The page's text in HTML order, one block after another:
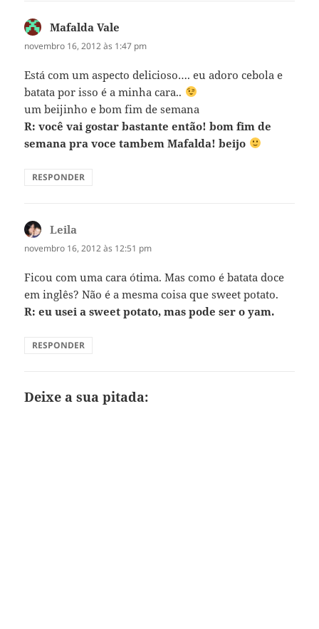
Mafalda Vale
novembro 16, 2012 às 1:47 pm
Está com um aspecto delicioso…. eu adoro cebola e
batata por isso é a minha cara..
um beijinho e bom fim de semana
R: você vai gostar bastante então! bom fim de
semana pra voce tambem Mafalda! beijo
RESPONDER
Leila
novembro 16, 2012 às 12:51 pm
Ficou com uma cara ótima. Mas como é batata doce
em inglês? Não é a mesma coisa que sweet potato.
R: eu usei a sweet potato, mas pode ser o yam.
RESPONDER
Deixe a sua pitada: